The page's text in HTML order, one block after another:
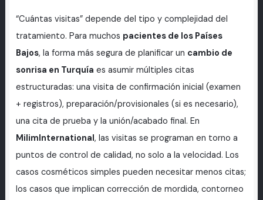
“Cuántas visitas” depende del tipo y complejidad del
tratamiento. Para muchos pacientes de los Países
Bajos, la forma más segura de planificar un cambio de
sonrisa en Turquía es asumir múltiples citas
estructuradas: una visita de confirmación inicial (examen
+ registros), preparación/provisionales (si es necesario),
una cita de prueba y la unión/acabado final. En
MilimInternational, las visitas se programan en torno a
puntos de control de calidad, no solo a la velocidad. Los
casos cosméticos simples pueden necesitar menos citas;
los casos que implican corrección de mordida, contorneo